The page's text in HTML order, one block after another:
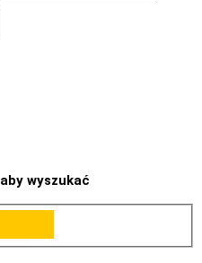
wyszukać